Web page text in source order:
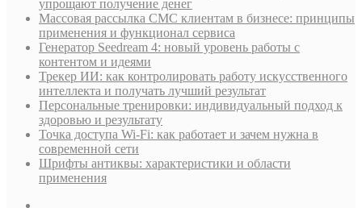
упрощают получение денег
Массовая рассылка СМС клиентам в бизнесе: принципы
применения и функционал сервиса
Генератор Seedream 4: новый уровень работы с
контентом и идеями
Трекер ИИ: как контролировать работу искусственного
интеллекта и получать лучший результат
Персональные тренировки: индивидуальный подход к
здоровью и результату
Точка доступа Wi-Fi: как работает и зачем нужна в
современной сети
Шрифты антиквы: характеристики и области
применения